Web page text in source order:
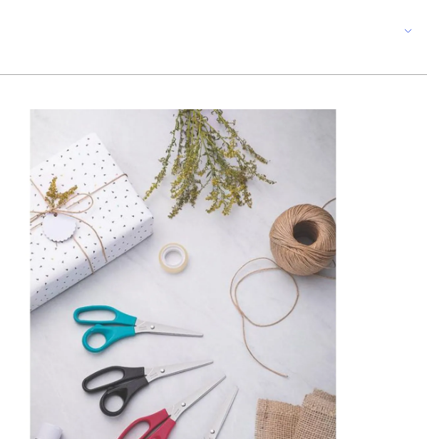
lâminas de aço inox e cabos de polipropileno, oferece um modelo para cada ocasião, com
e Adequado: Antes da primeira utilização, lave bem a peça e seque-a. Produto cortante e
se secar bem antes de guardar, mesmo após lavagem em máquina. Para descarte dos produtos e